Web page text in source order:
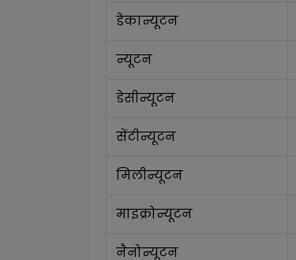
डेकान्यूटन
न्यूटन
डेसीन्यूटन
सेंटीन्यूटन
मिलीन्यूटन
माइक्रोन्यूटन
नैनोन्यूटन